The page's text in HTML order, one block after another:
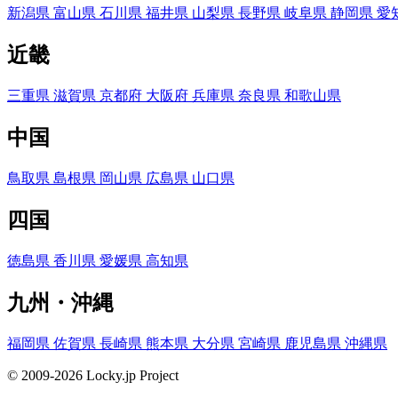
新潟県 富山県 石川県 福井県 山梨県 長野県 岐阜県 静岡県 愛
近畿
三重県 滋賀県 京都府 大阪府 兵庫県 奈良県 和歌山県
中国
鳥取県 島根県 岡山県 広島県 山口県
四国
徳島県 香川県 愛媛県 高知県
九州・沖縄
福岡県 佐賀県 長崎県 熊本県 大分県 宮崎県 鹿児島県 沖縄県
© 2009-2026 Locky.jp Project